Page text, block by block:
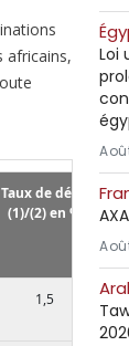
africains,
Taux de décès
(1)/(2) en %
1,5
Loi